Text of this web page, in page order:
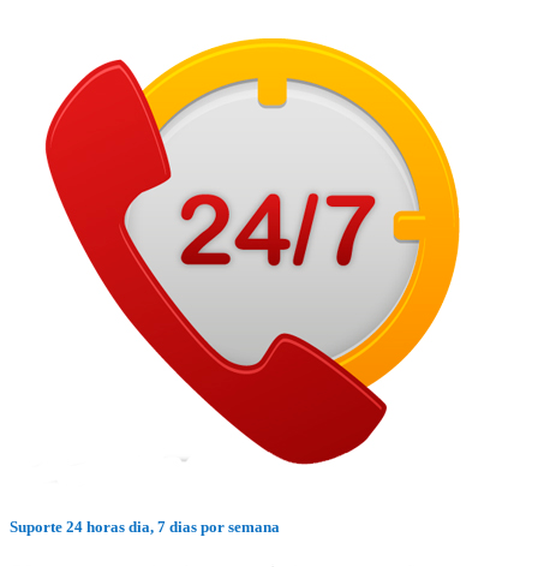
Suporte 24 horas dia, 7 dias por semana